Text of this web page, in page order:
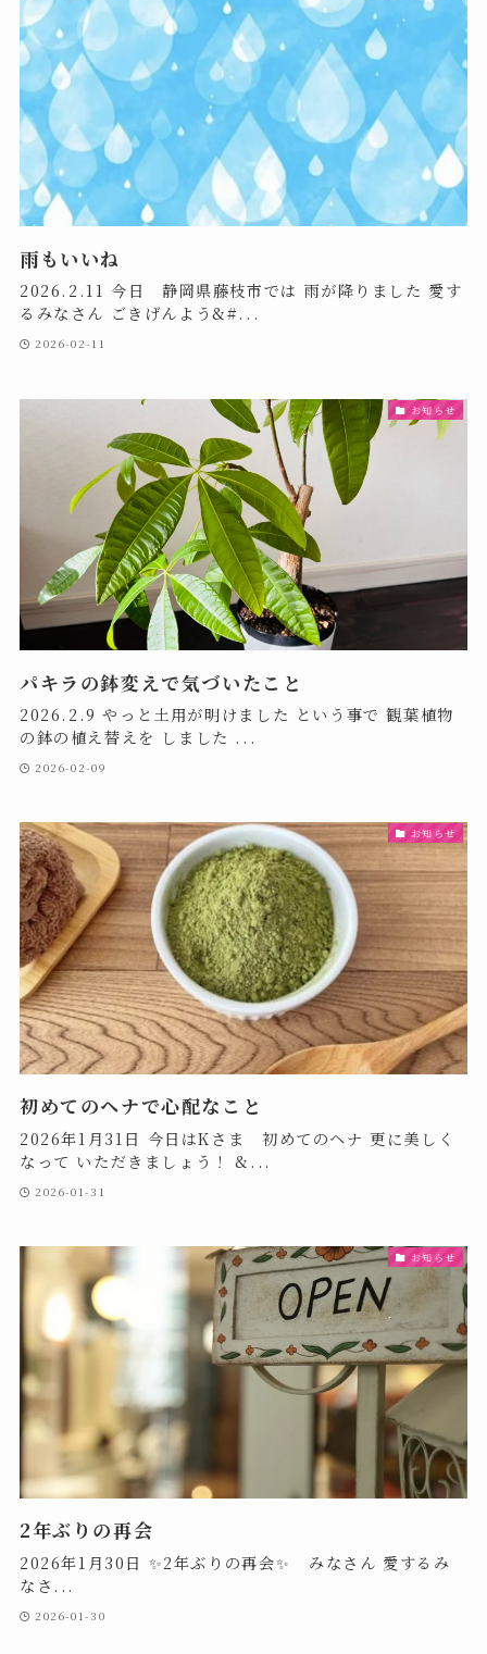
雨もいいね
2026.2.11 今日 静岡県藤枝市では 雨が降りました 愛す
るみなさん ごきげんよう&#...
2026-02-11
お知らせ
パキラの鉢変えで気づいたこと
2026.2.9 やっと土用が明けました という事で 観葉植物
の鉢の植え替えを しました ...
2026-02-09
お知らせ
初めてのヘナで心配なこと
2026年1月31日 今日はKさま 初めてのヘナ 更に美しく
なって いただきましょう！ &...
2026-01-31
お知らせ
2年ぶりの再会
2026年1月30日 ✨2年ぶりの再会✨ みなさん 愛するみ
なさ...
2026-01-30